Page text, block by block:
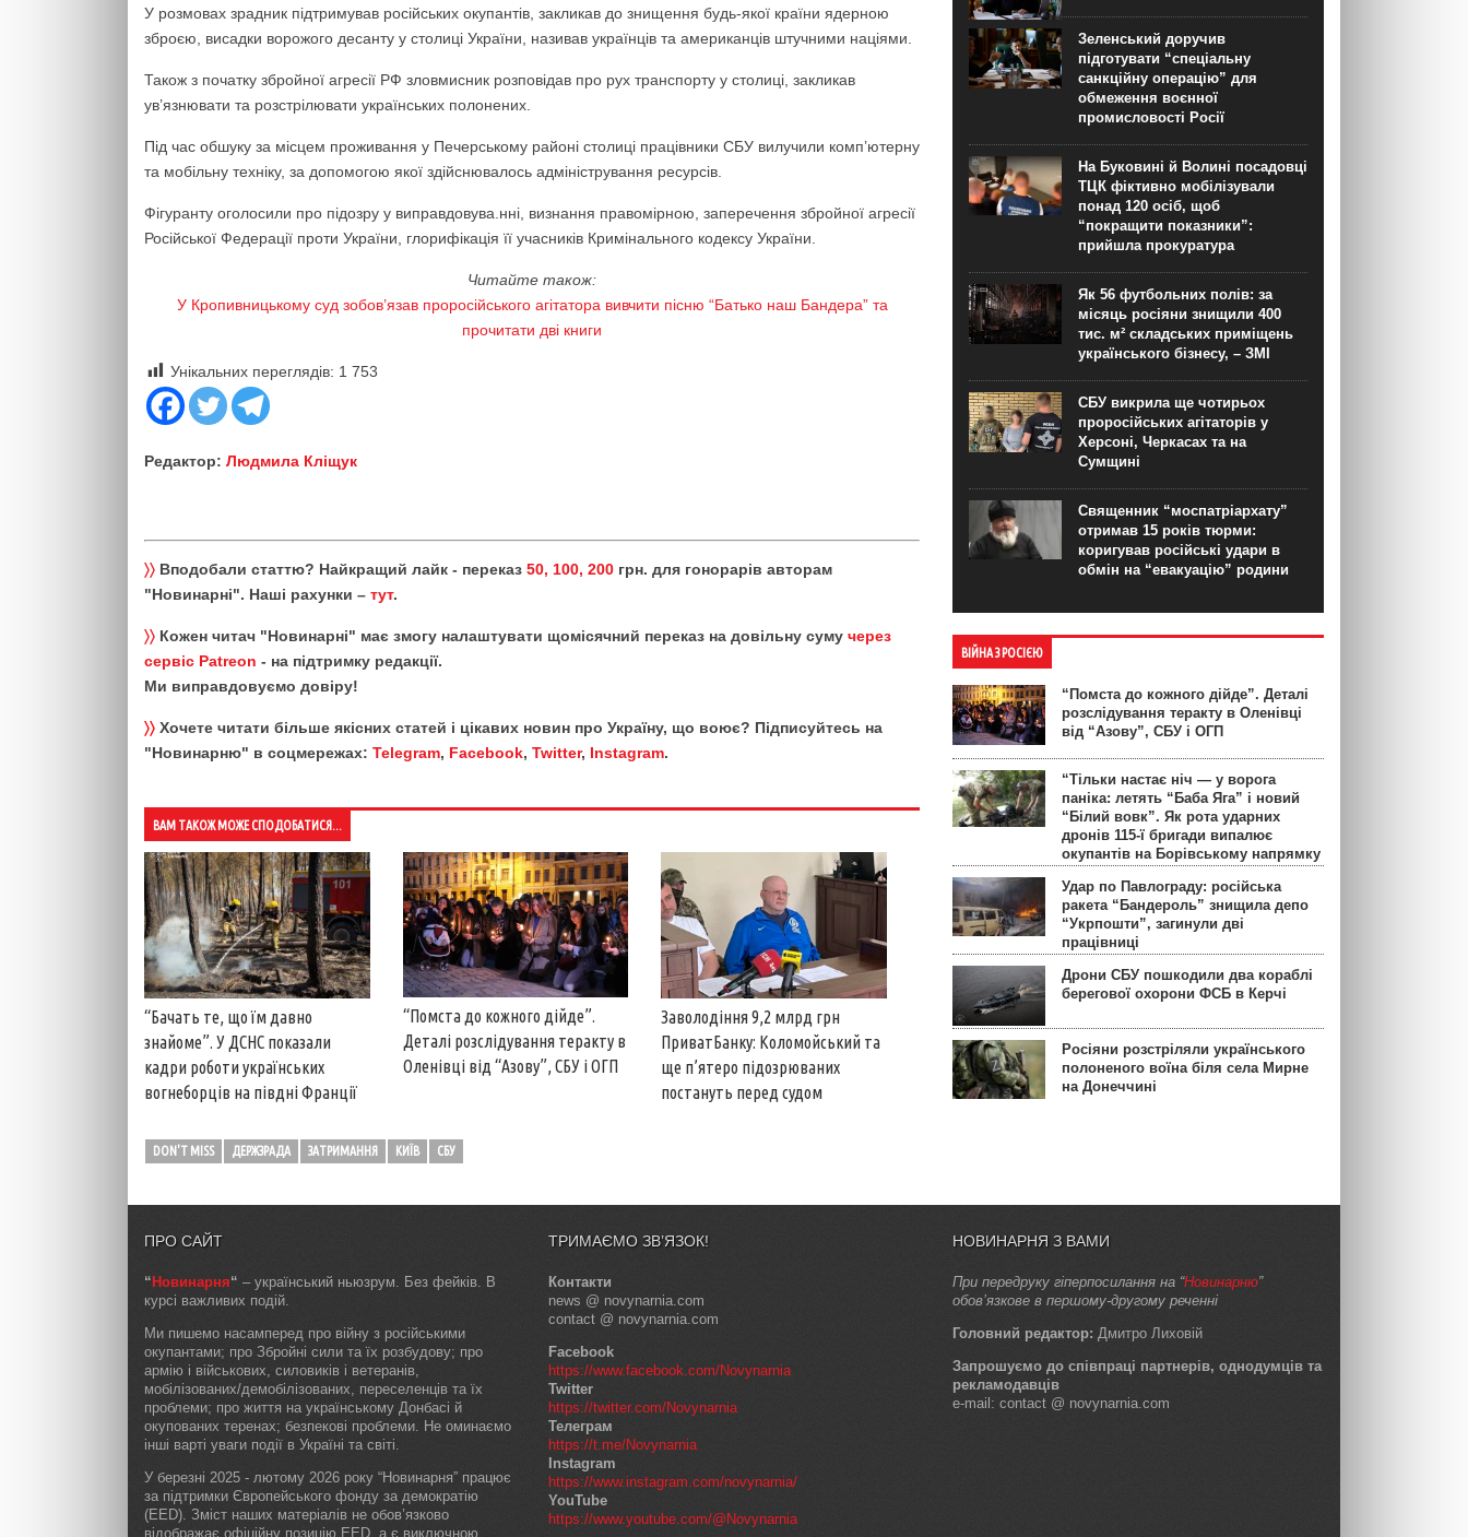
У розмовах зрадник підтримував російських окупантів, закликав до знищення будь-якої країни ядерною
зброєю, висадки ворожого десанту у столиці України, називав українців та американців штучними націями.
Також з початку збройної агресії РФ зловмисник розповідав про рух транспорту у столиці, закликав
ув’язнювати та розстрілювати українських полонених.
Під час обшуку за місцем проживання у Печерському районі столиці працівники СБУ вилучили комп’ютерну
та мобільну техніку, за допомогою якої здійснювалось адміністрування ресурсів.
Фігуранту оголосили про підозру у виправдовува.нні, визнання правомірною, заперечення збройної агресії
Російської Федерації проти України, глорифікація її учасників Кримінального кодексу України.
Читайте також:
У Кропивницькому суд зобов’язав проросійського агітатора вивчити пісню “Батько наш Бандера” та
прочитати дві книги
Унікальних переглядів: 1 753
Редактор: Людмила Кліщук
〉〉 Вподобали статтю? Найкращий лайк - переказ 50, 100, 200 грн. для гонорарів авторам
"Новинарні". Наші рахунки – тут.
〉〉 Кожен читач "Новинарні" має змогу налаштувати щомісячний переказ на довільну суму через
сервіс Patreon - на підтримку редакції.
Ми виправдовуємо довіру!
〉〉 Хочете читати більше якісних статей і цікавих новин про Україну, що воює? Підписуйтесь на
"Новинарню" в соцмережах: Telegram, Facebook, Twitter, Instagram.
ВАМ ТАКОЖ МОЖЕ СПОДОБАТИСЯ...
“Бачать те, що їм давно
знайоме”. У ДСНС показали
кадри роботи українських
вогнеборців на півдні Франції
“Помста до кожного дійде”.
Деталі розслідування теракту в
Оленівці від “Азову”, СБУ і ОГП
Заволодіння 9,2 млрд грн
ПриватБанку: Коломойський та
ще п’ятеро підозрюваних
постануть перед судом
DON'T MISS ДЕРЖЗРАДА ЗАТРИМАННЯ КИЇВ СБУ
Зеленський доручив
підготувати “спеціальну
санкційну операцію” для
обмеження воєнної
промисловості Росії
На Буковині й Волині посадовці
ТЦК фіктивно мобілізували
понад 120 осіб, щоб
“покращити показники”:
прийшла прокуратура
Як 56 футбольних полів: за
місяць росіяни знищили 400
тис. м² складських приміщень
українського бізнесу, – ЗМІ
СБУ викрила ще чотирьох
проросійських агітаторів у
Херсоні, Черкасах та на
Сумщині
Священник “моспатріархату”
отримав 15 років тюрми:
коригував російські удари в
обмін на “евакуацію” родини
ВІЙНА З РОСІЄЮ
“Помста до кожного дійде”. Деталі
розслідування теракту в Оленівці
від “Азову”, СБУ і ОГП
“Тільки настає ніч — у ворога
паніка: летять “Баба Яга” і новий
“Білий вовк”. Як рота ударних
дронів 115-ї бригади випалює
окупантів на Борівському напрямку
Удар по Павлограду: російська
ракета “Бандероль” знищила депо
“Укрпошти”, загинули дві
працівниці
Дрони СБУ пошкодили два кораблі
берегової охорони ФСБ в Керчі
Росіяни розстріляли українського
полоненого воїна біля села Мирне
на Донеччині
ПРО САЙТ
“Новинарня“ – український ньюзрум. Без фейків. В
курсі важливих подій.
Ми пишемо насамперед про війну з російськими
окупантами; про Збройні сили та їх розбудову; про
армію і військових, силовиків і ветеранів,
мобілізованих/демобілізованих, переселенців та їх
проблеми; про життя на українському Донбасі й
окупованих теренах; безпекові проблеми. Не оминаємо
інші варті уваги події в Україні та світі.
У березні 2025 - лютому 2026 року “Новинарня” працює
за підтримки Європейського фонду за демократію
(EED). Зміст наших матеріалів не обов’язково
відображає офіційну позицію EED, а є виключною
ТРИМАЄМО ЗВ’ЯЗОК!
Контакти
news @ novynarnia.com
contact @ novynarnia.com
Facebook
https://www.facebook.com/Novynarnia
Twitter
https://twitter.com/Novynarnia
Телеграм
https://t.me/Novynarnia
Instagram
https://www.instagram.com/novynarnia/
YouTube
https://www.youtube.com/@Novynarnia
НОВИНАРНЯ З ВАМИ
При передруку гіперпосилання на “Новинарню”
обов’язкове в першому-другому реченні
Головний редактор: Дмитро Лиховій
Запрошуємо до співпраці партнерів, однодумців та
рекламодавців
e-mail: contact @ novynarnia.com